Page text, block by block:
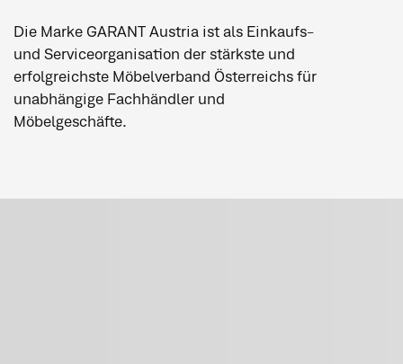
Die Marke GARANT Austria ist als Einkaufs-
und Serviceorganisation der stärkste und
erfolgreichste Möbelverband Österreichs für
unabhängige Fachhändler und
Möbelgeschäfte.